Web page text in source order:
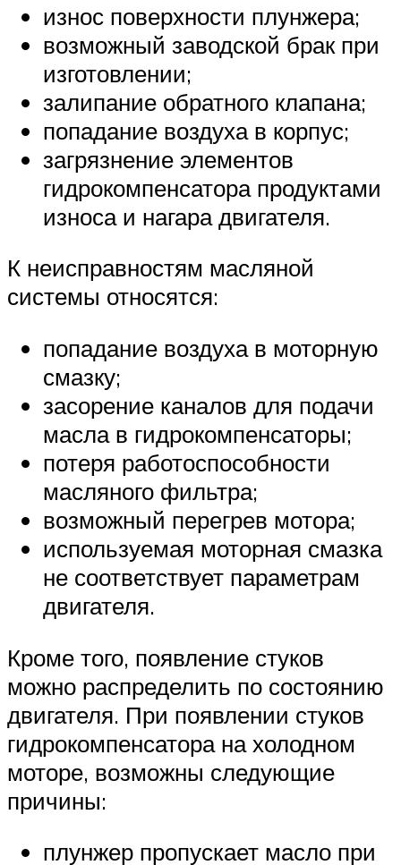
износ поверхности плунжера;
возможный заводской брак при
изготовлении;
залипание обратного клапана;
попадание воздуха в корпус;
загрязнение элементов
гидрокомпенсатора продуктами
износа и нагара двигателя.
К неисправностям масляной
системы относятся:
попадание воздуха в моторную
смазку;
засорение каналов для подачи
масла в гидрокомпенсаторы;
потеря работоспособности
масляного фильтра;
возможный перегрев мотора;
используемая моторная смазка
не соответствует параметрам
двигателя.
Кроме того, появление стуков
можно распределить по состоянию
двигателя. При появлении стуков
гидрокомпенсатора на холодном
моторе, возможны следующие
причины:
плунжер пропускает масло при